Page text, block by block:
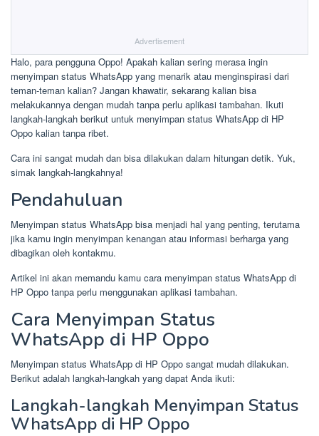
Advertisement
Halo, para pengguna Oppo! Apakah kalian sering merasa ingin
menyimpan status WhatsApp yang menarik atau menginspirasi dari
teman-teman kalian? Jangan khawatir, sekarang kalian bisa
melakukannya dengan mudah tanpa perlu aplikasi tambahan. Ikuti
langkah-langkah berikut untuk menyimpan status WhatsApp di HP
Oppo kalian tanpa ribet.
Cara ini sangat mudah dan bisa dilakukan dalam hitungan detik. Yuk,
simak langkah-langkahnya!
Pendahuluan
Menyimpan status WhatsApp bisa menjadi hal yang penting, terutama
jika kamu ingin menyimpan kenangan atau informasi berharga yang
dibagikan oleh kontakmu.
Artikel ini akan memandu kamu cara menyimpan status WhatsApp di
HP Oppo tanpa perlu menggunakan aplikasi tambahan.
Cara Menyimpan Status
WhatsApp di HP Oppo
Menyimpan status WhatsApp di HP Oppo sangat mudah dilakukan.
Berikut adalah langkah-langkah yang dapat Anda ikuti:
Langkah-langkah Menyimpan Status
WhatsApp di HP Oppo